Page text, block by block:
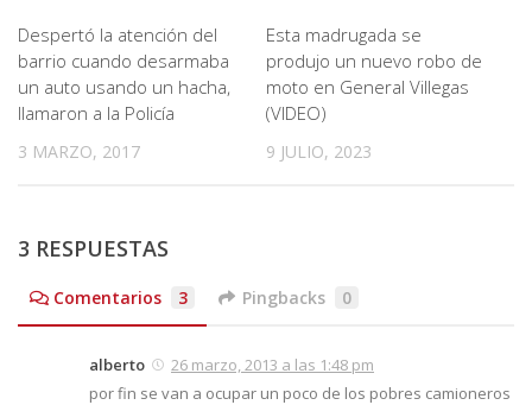
Despertó la atención del
barrio cuando desarmaba
un auto usando un hacha,
llamaron a la Policía
3 MARZO, 2017
Esta madrugada se
produjo un nuevo robo de
moto en General Villegas
(VIDEO)
9 JULIO, 2023
3 RESPUESTAS
Comentarios 3 Pingbacks 0
alberto
26 marzo, 2013 a las 1:48 pm
por fin se van a ocupar un poco de los pobres camioneros